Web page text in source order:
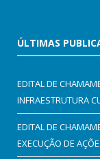
ÚLTIMAS
EDITAL DE
INFRAESTRUTURA
EDITAL DE
EXECUÇÃO DE